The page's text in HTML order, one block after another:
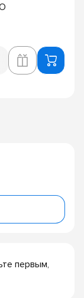
первым,